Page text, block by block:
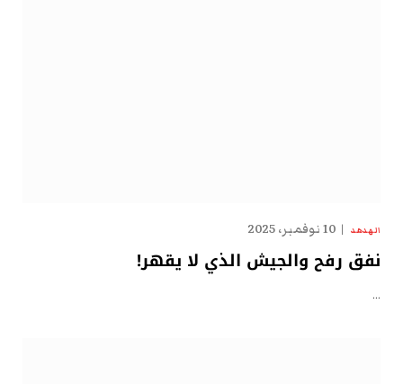
الهدهد 10 نوفمبر، 2025
نفق رفح والجيش الذي لا يقهر!
…